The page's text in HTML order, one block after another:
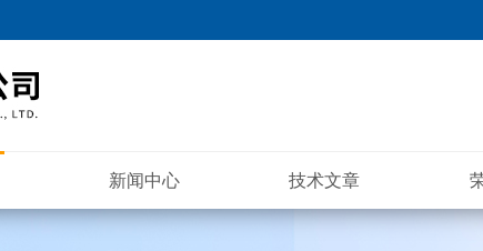
新闻中心 技术文章